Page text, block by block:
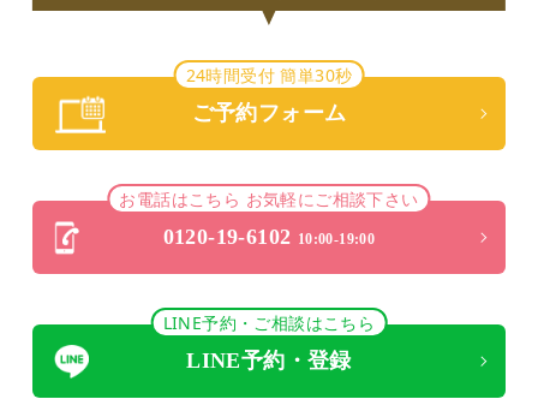
24時間受付 簡単30秒
ご予約フォーム
お電話はこちら お気軽にご相談下さい
0120-19-6102 10:00-19:00
LINE予約・ご相談はこちら
LINE予約・登録